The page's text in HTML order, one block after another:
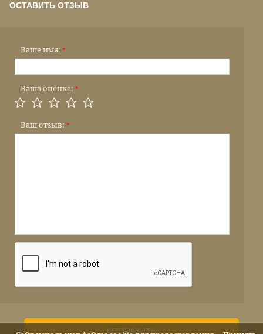
ОСТАВИТЬ ОТЗЫВ
Ваше имя: *
Ваша оценка: *
Ваш отзыв: *
ОТПРАВИТЬ